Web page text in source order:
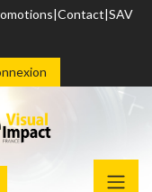
Contact SAV